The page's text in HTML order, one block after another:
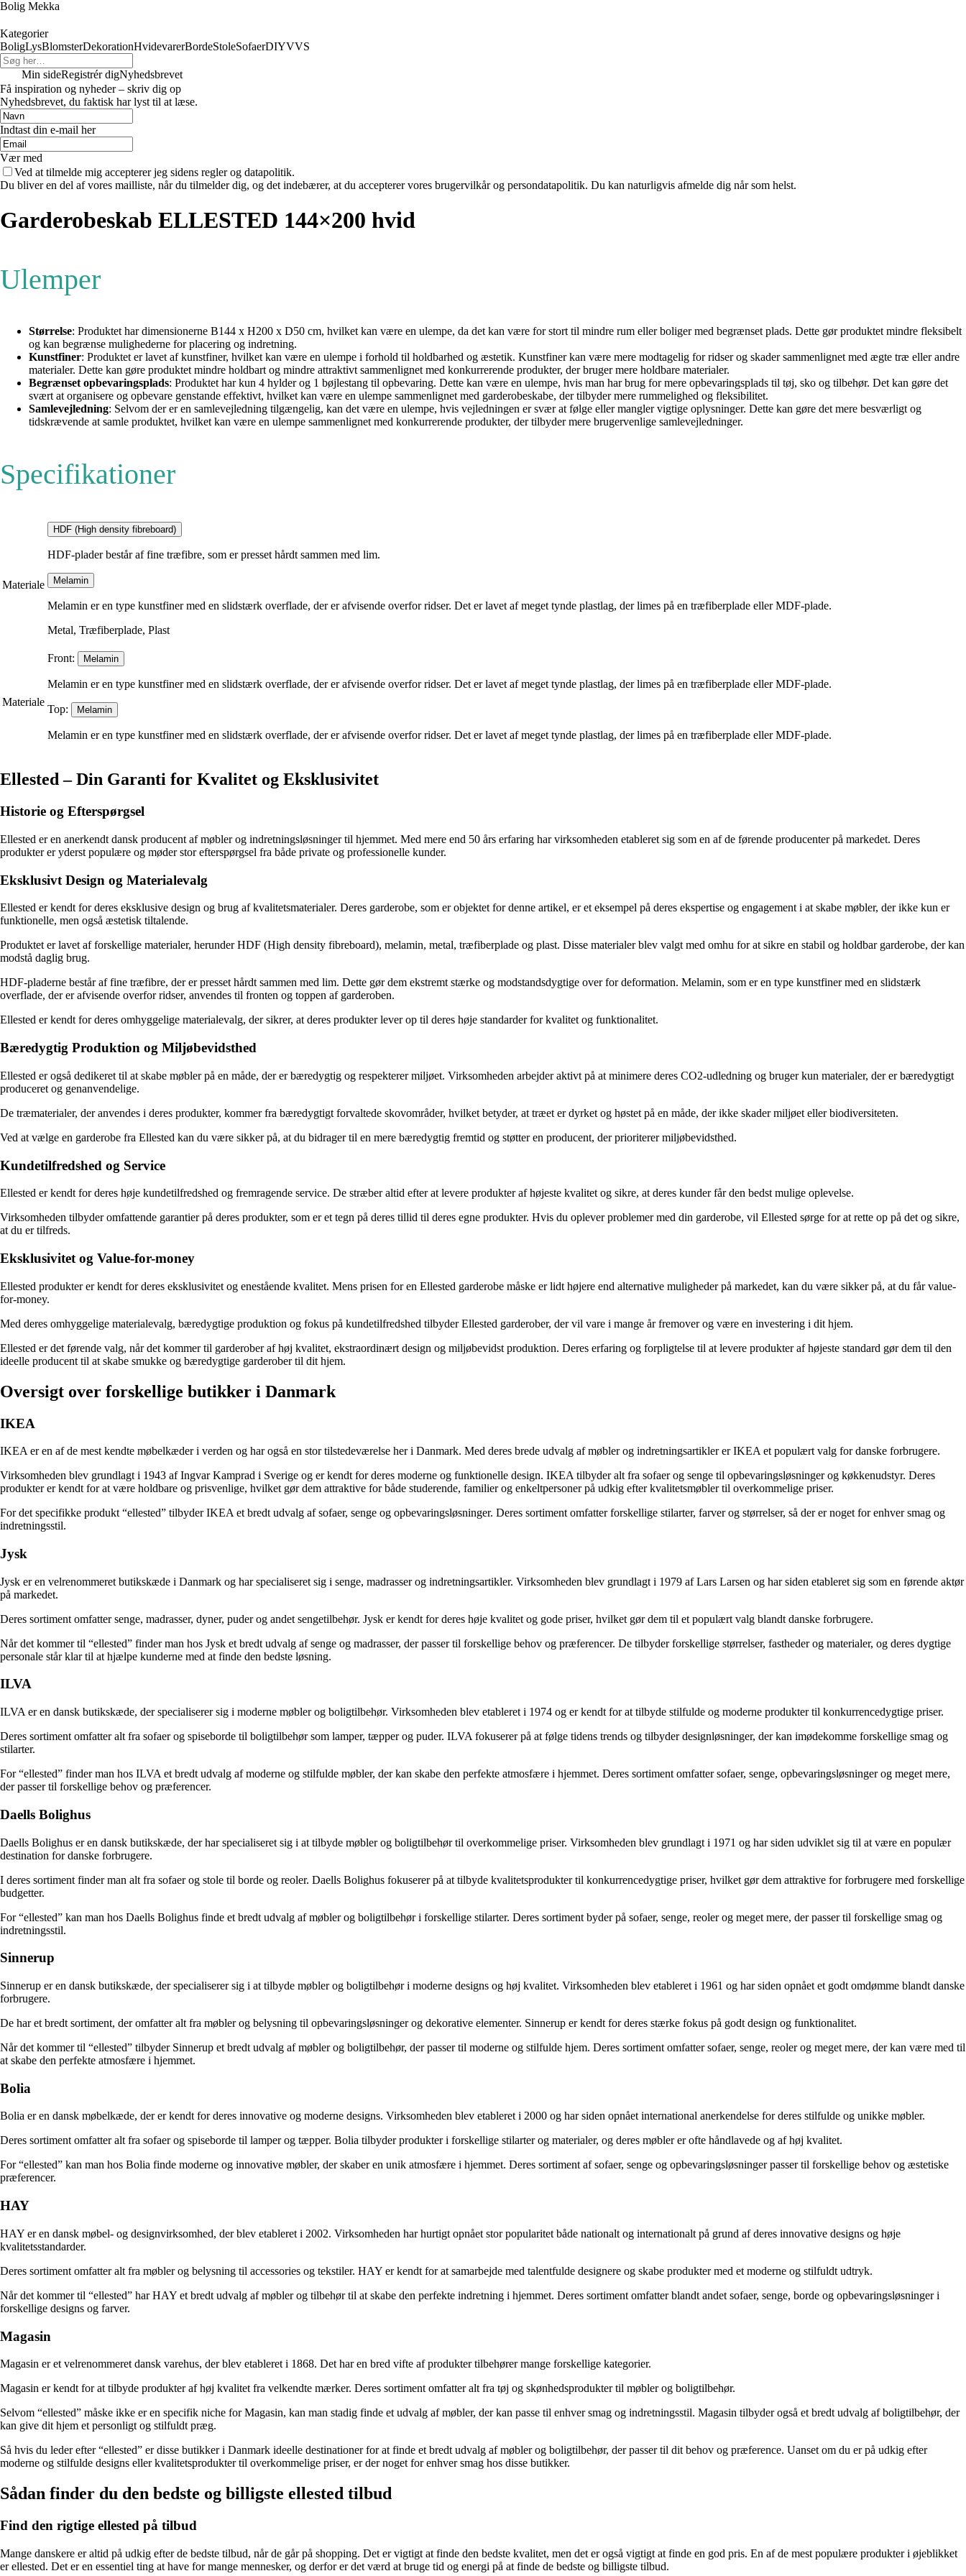
Bolig Mekka
Kategorier
BoligLysBlomsterDekorationHvidevarerBordeStoleSofaerDIYVVS
Min sideRegistrér digNyhedsbrevet
Få inspiration og nyheder – skriv dig op
Nyhedsbrevet, du faktisk har lyst til at læse.
Indtast din e-mail her
Vær med
Ved at tilmelde mig accepterer jeg sidens regler og datapolitik.
Du bliver en del af vores mailliste, når du tilmelder dig, og det indebærer, at du accepterer vores brugervilkår og persondatapolitik. Du kan naturligvis afmelde dig når som helst.
Garderobeskab ELLESTED 144×200 hvid
Ulemper
Størrelse: Produktet har dimensionerne B144 x H200 x D50 cm, hvilket kan være en ulempe, da det kan være for stort til mindre rum eller boliger med begrænset plads. Dette gør produktet mindre fleksibelt
og kan begrænse mulighederne for placering og indretning.
Kunstfiner: Produktet er lavet af kunstfiner, hvilket kan være en ulempe i forhold til holdbarhed og æstetik. Kunstfiner kan være mere modtagelig for ridser og skader sammenlignet med ægte træ eller andre
materialer. Dette kan gøre produktet mindre holdbart og mindre attraktivt sammenlignet med konkurrerende produkter, der bruger mere holdbare materialer.
Begrænset opbevaringsplads: Produktet har kun 4 hylder og 1 bøjlestang til opbevaring. Dette kan være en ulempe, hvis man har brug for mere opbevaringsplads til tøj, sko og tilbehør. Det kan gøre det
svært at organisere og opbevare genstande effektivt, hvilket kan være en ulempe sammenlignet med garderobeskabe, der tilbyder mere rummelighed og fleksibilitet.
Samlevejledning: Selvom der er en samlevejledning tilgængelig, kan det være en ulempe, hvis vejledningen er svær at følge eller mangler vigtige oplysninger. Dette kan gøre det mere besværligt og
tidskrævende at samle produktet, hvilket kan være en ulempe sammenlignet med konkurrerende produkter, der tilbyder mere brugervenlige samlevejledninger.
Specifikationer
Materiale
HDF (High density fibreboard)
HDF-plader består af fine træfibre, som er presset hårdt sammen med lim.
Melamin
Melamin er en type kunstfiner med en slidstærk overflade, der er afvisende overfor ridser. Det er lavet af meget tynde plastlag, der limes på en træfiberplade eller MDF-plade.
Metal, Træfiberplade, Plast
Materiale
Front: Melamin
Melamin er en type kunstfiner med en slidstærk overflade, der er afvisende overfor ridser. Det er lavet af meget tynde plastlag, der limes på en træfiberplade eller MDF-plade.
Top: Melamin
Melamin er en type kunstfiner med en slidstærk overflade, der er afvisende overfor ridser. Det er lavet af meget tynde plastlag, der limes på en træfiberplade eller MDF-plade.
Ellested – Din Garanti for Kvalitet og Eksklusivitet
Historie og Efterspørgsel
Ellested er en anerkendt dansk producent af møbler og indretningsløsninger til hjemmet. Med mere end 50 års erfaring har virksomheden etableret sig som en af de førende producenter på markedet. Deres
produkter er yderst populære og møder stor efterspørgsel fra både private og professionelle kunder.
Eksklusivt Design og Materialevalg
Ellested er kendt for deres eksklusive design og brug af kvalitetsmaterialer. Deres garderobe, som er objektet for denne artikel, er et eksempel på deres ekspertise og engagement i at skabe møbler, der ikke kun er
funktionelle, men også æstetisk tiltalende.
Produktet er lavet af forskellige materialer, herunder HDF (High density fibreboard), melamin, metal, træfiberplade og plast. Disse materialer blev valgt med omhu for at sikre en stabil og holdbar garderobe, der kan
modstå daglig brug.
HDF-pladerne består af fine træfibre, der er presset hårdt sammen med lim. Dette gør dem ekstremt stærke og modstandsdygtige over for deformation. Melamin, som er en type kunstfiner med en slidstærk
overflade, der er afvisende overfor ridser, anvendes til fronten og toppen af garderoben.
Ellested er kendt for deres omhyggelige materialevalg, der sikrer, at deres produkter lever op til deres høje standarder for kvalitet og funktionalitet.
Bæredygtig Produktion og Miljøbevidsthed
Ellested er også dedikeret til at skabe møbler på en måde, der er bæredygtig og respekterer miljøet. Virksomheden arbejder aktivt på at minimere deres CO2-udledning og bruger kun materialer, der er bæredygtigt
produceret og genanvendelige.
De træmaterialer, der anvendes i deres produkter, kommer fra bæredygtigt forvaltede skovområder, hvilket betyder, at træet er dyrket og høstet på en måde, der ikke skader miljøet eller biodiversiteten.
Ved at vælge en garderobe fra Ellested kan du være sikker på, at du bidrager til en mere bæredygtig fremtid og støtter en producent, der prioriterer miljøbevidsthed.
Kundetilfredshed og Service
Ellested er kendt for deres høje kundetilfredshed og fremragende service. De stræber altid efter at levere produkter af højeste kvalitet og sikre, at deres kunder får den bedst mulige oplevelse.
Virksomheden tilbyder omfattende garantier på deres produkter, som er et tegn på deres tillid til deres egne produkter. Hvis du oplever problemer med din garderobe, vil Ellested sørge for at rette op på det og sikre,
at du er tilfreds.
Eksklusivitet og Value-for-money
Ellested produkter er kendt for deres eksklusivitet og enestående kvalitet. Mens prisen for en Ellested garderobe måske er lidt højere end alternative muligheder på markedet, kan du være sikker på, at du får value-
for-money.
Med deres omhyggelige materialevalg, bæredygtige produktion og fokus på kundetilfredshed tilbyder Ellested garderober, der vil vare i mange år fremover og være en investering i dit hjem.
Ellested er det førende valg, når det kommer til garderober af høj kvalitet, ekstraordinært design og miljøbevidst produktion. Deres erfaring og forpligtelse til at levere produkter af højeste standard gør dem til den
ideelle producent til at skabe smukke og bæredygtige garderober til dit hjem.
Oversigt over forskellige butikker i Danmark
IKEA
IKEA er en af de mest kendte møbelkæder i verden og har også en stor tilstedeværelse her i Danmark. Med deres brede udvalg af møbler og indretningsartikler er IKEA et populært valg for danske forbrugere.
Virksomheden blev grundlagt i 1943 af Ingvar Kamprad i Sverige og er kendt for deres moderne og funktionelle design. IKEA tilbyder alt fra sofaer og senge til opbevaringsløsninger og køkkenudstyr. Deres
produkter er kendt for at være holdbare og prisvenlige, hvilket gør dem attraktive for både studerende, familier og enkeltpersoner på udkig efter kvalitetsmøbler til overkommelige priser.
For det specifikke produkt “ellested” tilbyder IKEA et bredt udvalg af sofaer, senge og opbevaringsløsninger. Deres sortiment omfatter forskellige stilarter, farver og størrelser, så der er noget for enhver smag og
indretningsstil.
Jysk
Jysk er en velrenommeret butikskæde i Danmark og har specialiseret sig i senge, madrasser og indretningsartikler. Virksomheden blev grundlagt i 1979 af Lars Larsen og har siden etableret sig som en førende aktør
på markedet.
Deres sortiment omfatter senge, madrasser, dyner, puder og andet sengetilbehør. Jysk er kendt for deres høje kvalitet og gode priser, hvilket gør dem til et populært valg blandt danske forbrugere.
Når det kommer til “ellested” finder man hos Jysk et bredt udvalg af senge og madrasser, der passer til forskellige behov og præferencer. De tilbyder forskellige størrelser, fastheder og materialer, og deres dygtige
personale står klar til at hjælpe kunderne med at finde den bedste løsning.
ILVA
ILVA er en dansk butikskæde, der specialiserer sig i moderne møbler og boligtilbehør. Virksomheden blev etableret i 1974 og er kendt for at tilbyde stilfulde og moderne produkter til konkurrencedygtige priser.
Deres sortiment omfatter alt fra sofaer og spiseborde til boligtilbehør som lamper, tæpper og puder. ILVA fokuserer på at følge tidens trends og tilbyder designløsninger, der kan imødekomme forskellige smag og
stilarter.
For “ellested” finder man hos ILVA et bredt udvalg af moderne og stilfulde møbler, der kan skabe den perfekte atmosfære i hjemmet. Deres sortiment omfatter sofaer, senge, opbevaringsløsninger og meget mere,
der passer til forskellige behov og præferencer.
Daells Bolighus
Daells Bolighus er en dansk butikskæde, der har specialiseret sig i at tilbyde møbler og boligtilbehør til overkommelige priser. Virksomheden blev grundlagt i 1971 og har siden udviklet sig til at være en populær
destination for danske forbrugere.
I deres sortiment finder man alt fra sofaer og stole til borde og reoler. Daells Bolighus fokuserer på at tilbyde kvalitetsprodukter til konkurrencedygtige priser, hvilket gør dem attraktive for forbrugere med forskellige
budgetter.
For “ellested” kan man hos Daells Bolighus finde et bredt udvalg af møbler og boligtilbehør i forskellige stilarter. Deres sortiment byder på sofaer, senge, reoler og meget mere, der passer til forskellige smag og
indretningsstil.
Sinnerup
Sinnerup er en dansk butikskæde, der specialiserer sig i at tilbyde møbler og boligtilbehør i moderne designs og høj kvalitet. Virksomheden blev etableret i 1961 og har siden opnået et godt omdømme blandt danske
forbrugere.
De har et bredt sortiment, der omfatter alt fra møbler og belysning til opbevaringsløsninger og dekorative elementer. Sinnerup er kendt for deres stærke fokus på godt design og funktionalitet.
Når det kommer til “ellested” tilbyder Sinnerup et bredt udvalg af møbler og boligtilbehør, der passer til moderne og stilfulde hjem. Deres sortiment omfatter sofaer, senge, reoler og meget mere, der kan være med til
at skabe den perfekte atmosfære i hjemmet.
Bolia
Bolia er en dansk møbelkæde, der er kendt for deres innovative og moderne designs. Virksomheden blev etableret i 2000 og har siden opnået international anerkendelse for deres stilfulde og unikke møbler.
Deres sortiment omfatter alt fra sofaer og spiseborde til lamper og tæpper. Bolia tilbyder produkter i forskellige stilarter og materialer, og deres møbler er ofte håndlavede og af høj kvalitet.
For “ellested” kan man hos Bolia finde moderne og innovative møbler, der skaber en unik atmosfære i hjemmet. Deres sortiment af sofaer, senge og opbevaringsløsninger passer til forskellige behov og æstetiske
præferencer.
HAY
HAY er en dansk møbel- og designvirksomhed, der blev etableret i 2002. Virksomheden har hurtigt opnået stor popularitet både nationalt og internationalt på grund af deres innovative designs og høje
kvalitetsstandarder.
Deres sortiment omfatter alt fra møbler og belysning til accessories og tekstiler. HAY er kendt for at samarbejde med talentfulde designere og skabe produkter med et moderne og stilfuldt udtryk.
Når det kommer til “ellested” har HAY et bredt udvalg af møbler og tilbehør til at skabe den perfekte indretning i hjemmet. Deres sortiment omfatter blandt andet sofaer, senge, borde og opbevaringsløsninger i
forskellige designs og farver.
Magasin
Magasin er et velrenommeret dansk varehus, der blev etableret i 1868. Det har en bred vifte af produkter tilbehører mange forskellige kategorier.
Magasin er kendt for at tilbyde produkter af høj kvalitet fra velkendte mærker. Deres sortiment omfatter alt fra tøj og skønhedsprodukter til møbler og boligtilbehør.
Selvom “ellested” måske ikke er en specifik niche for Magasin, kan man stadig finde et udvalg af møbler, der kan passe til enhver smag og indretningsstil. Magasin tilbyder også et bredt udvalg af boligtilbehør, der
kan give dit hjem et personligt og stilfuldt præg.
Så hvis du leder efter “ellested” er disse butikker i Danmark ideelle destinationer for at finde et bredt udvalg af møbler og boligtilbehør, der passer til dit behov og præference. Uanset om du er på udkig efter
moderne og stilfulde designs eller kvalitetsprodukter til overkommelige priser, er der noget for enhver smag hos disse butikker.
Sådan finder du den bedste og billigste ellested tilbud
Find den rigtige ellested på tilbud
Mange danskere er altid på udkig efter de bedste tilbud, når de går på shopping. Det er vigtigt at finde den bedste kvalitet, men det er også vigtigt at finde en god pris. En af de mest populære produkter i øjeblikket
er ellested. Det er en essentiel ting at have for mange mennesker, og derfor er det værd at bruge tid og energi på at finde de bedste og billigste tilbud.